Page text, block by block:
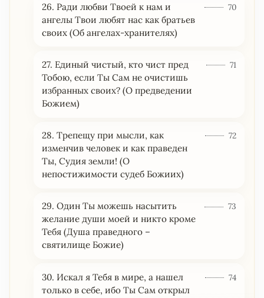
26. Ради любви Твоей к нам и
ангелы Твои любят нас как братьев
своих (Об ангелах-хранителях)
70
27. Единый чистый, кто чист пред
Тобою, если Ты Сам не очистишь
избранных своих? (О предведении
Божием)
71
28. Трепещу при мысли, как
изменчив человек и как праведен
Ты, Судия земли! (О
непостижимости судеб Божиих)
72
29. Один Ты можешь насытить
желание души моей и никто кроме
Тебя (Душа праведного –
святилище Божие)
73
30. Искал я Тебя в мире, а нашел
только в себе, ибо Ты Сам открыл
74